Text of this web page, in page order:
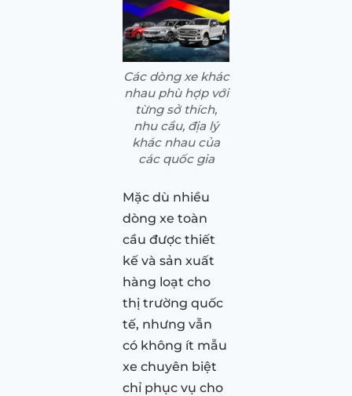
Các dòng xe khác
nhau phù hợp với
từng sở thích,
nhu cầu, địa lý
khác nhau của
các quốc gia
Mặc dù nhiều
dòng xe toàn
cầu được thiết
kế và sản xuất
hàng loạt cho
thị trường quốc
tế, nhưng vẫn
có không ít mẫu
xe chuyên biệt
chỉ phục vụ cho